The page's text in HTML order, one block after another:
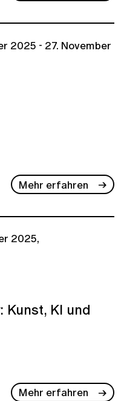
2025 - 27. November
Mehr erfahren
2025,
Kunst, KI und
Mehr erfahren